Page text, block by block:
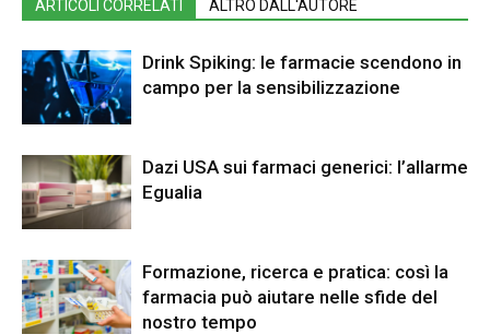
ARTICOLI CORRELATI ALTRO DALL'AUTORE
Drink Spiking: le farmacie scendono in
campo per la sensibilizzazione
Dazi USA sui farmaci generici: l’allarme
Egualia
Formazione, ricerca e pratica: così la
farmacia può aiutare nelle sfide del
nostro tempo